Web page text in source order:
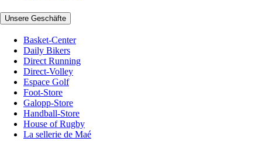
Unsere Geschäfte
Basket-Center
Daily Bikers
Direct Running
Direct-Volley
Espace Golf
Foot-Store
Galopp-Store
Handball-Store
House of Rugby
La sellerie de Maé